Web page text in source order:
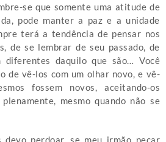
se que somente uma atitude de
pode manter a paz e a unidade
terá a tendência de pensar nos
de se lembrar de seu passado, de
diferentes daquilo que são… Você
de vê-los com um olhar novo, e vê-
fossem novos, aceitando-os
mesmo quando não se
devo perdoar, se meu irmão pecar